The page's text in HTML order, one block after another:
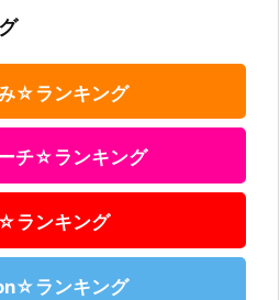
☆ランキング
チ☆ランキング
ランキング
ランキング